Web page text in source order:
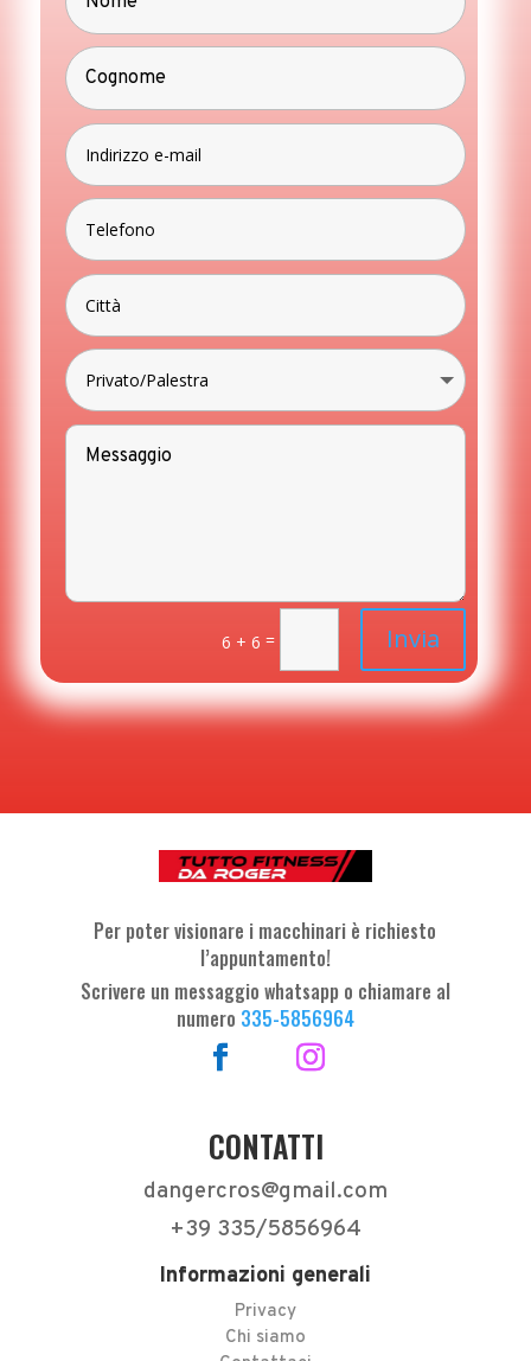
6 + 6 = Invia
Per poter visionare i macchinari è richiesto
l’appuntamento!
Scrivere un messaggio whatsapp o chiamare al
numero 335-5856964
CONTATTI
dangercros@gmail.com
+39 335/5856964
Informazioni generali
Privacy
Chi siamo